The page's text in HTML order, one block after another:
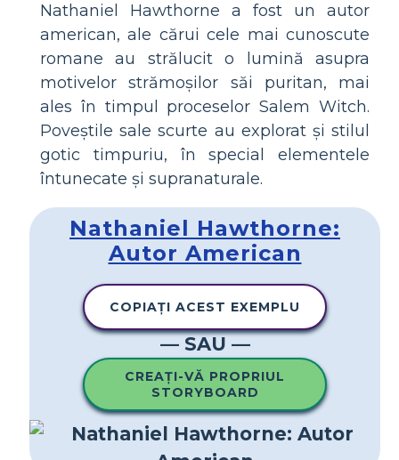
Nathaniel Hawthorne a fost un autor
american, ale cărui cele mai cunoscute
romane au strălucit o lumină asupra
motivelor strămoșilor săi puritan, mai
ales în timpul proceselor Salem Witch.
Poveștile sale scurte au explorat și stilul
gotic timpuriu, în special elementele
întunecate și supranaturale.
Nathaniel Hawthorne:
Autor American
COPIAȚI ACEST EXEMPLU
— SAU —
CREAȚI-VĂ PROPRIUL
STORYBOARD